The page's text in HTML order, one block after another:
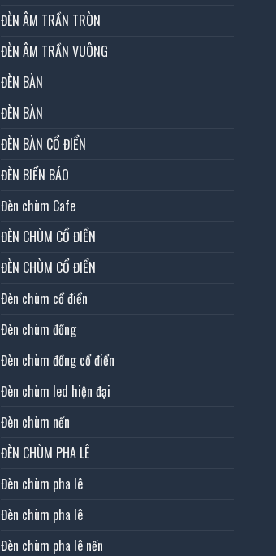
ĐÈN ÂM TRẦN TRÒN
ĐÈN ÂM TRẦN VUÔNG
ĐÈN BÀN
ĐÈN BÀN
ĐÈN BÀN CỔ ĐIỂN
ĐÈN BIỂN BÁO
Đèn chùm Cafe
ĐÈN CHÙM CỔ ĐIỂN
ĐÈN CHÙM CỔ ĐIỂN
Đèn chùm cổ điển
Đèn chùm đồng
Đèn chùm đồng cổ điển
Đèn chùm led hiện đại
Đèn chùm nến
ĐÈN CHÙM PHA LÊ
Đèn chùm pha lê
Đèn chùm pha lê
Đèn chùm pha lê nến